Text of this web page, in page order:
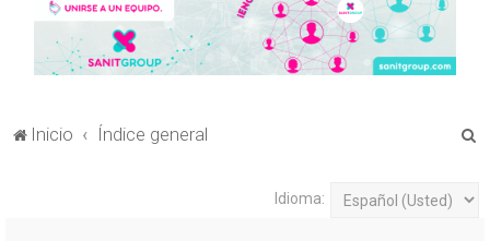
Inicio Índice general
Idioma: